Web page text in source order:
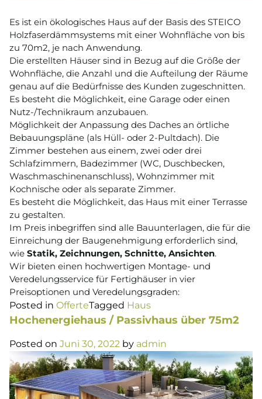
Es ist ein ökologisches Haus auf der Basis des STEICO
Holzfaserdämmsystems mit einer Wohnfläche von bis
zu 70m2, je nach Anwendung.
Die erstellten Häuser sind in Bezug auf die Größe der
Wohnfläche, die Anzahl und die Aufteilung der Räume
genau auf die Bedürfnisse des Kunden zugeschnitten.
Es besteht die Möglichkeit, eine Garage oder einen
Nutz-/Technikraum anzubauen.
Möglichkeit der Anpassung des Daches an örtliche
Bebauungspläne (als Hüll- oder 2-Pultdach). Die
Zimmer bestehen aus einem, zwei oder drei
Schlafzimmern, Badezimmer (WC, Duschbecken,
Waschmaschinenanschluss), Wohnzimmer mit
Kochnische oder als separate Zimmer.
Es besteht die Möglichkeit, das Haus mit einer Terrasse
zu gestalten.
Im Preis inbegriffen sind alle Bauunterlagen, die für die
Einreichung der Baugenehmigung erforderlich sind,
wie Statik, Zeichnungen, Schnitte, Ansichten.
Wir bieten einen hochwertigen Montage- und
Veredelungsservice für Fertighäuser in vier
Preisoptionen und Veredelungsgraden:
Posted in OfferteTagged Haus
Hochenergiehaus / Passivhaus über 75m2
Posted on Juni 30, 2022 by admin